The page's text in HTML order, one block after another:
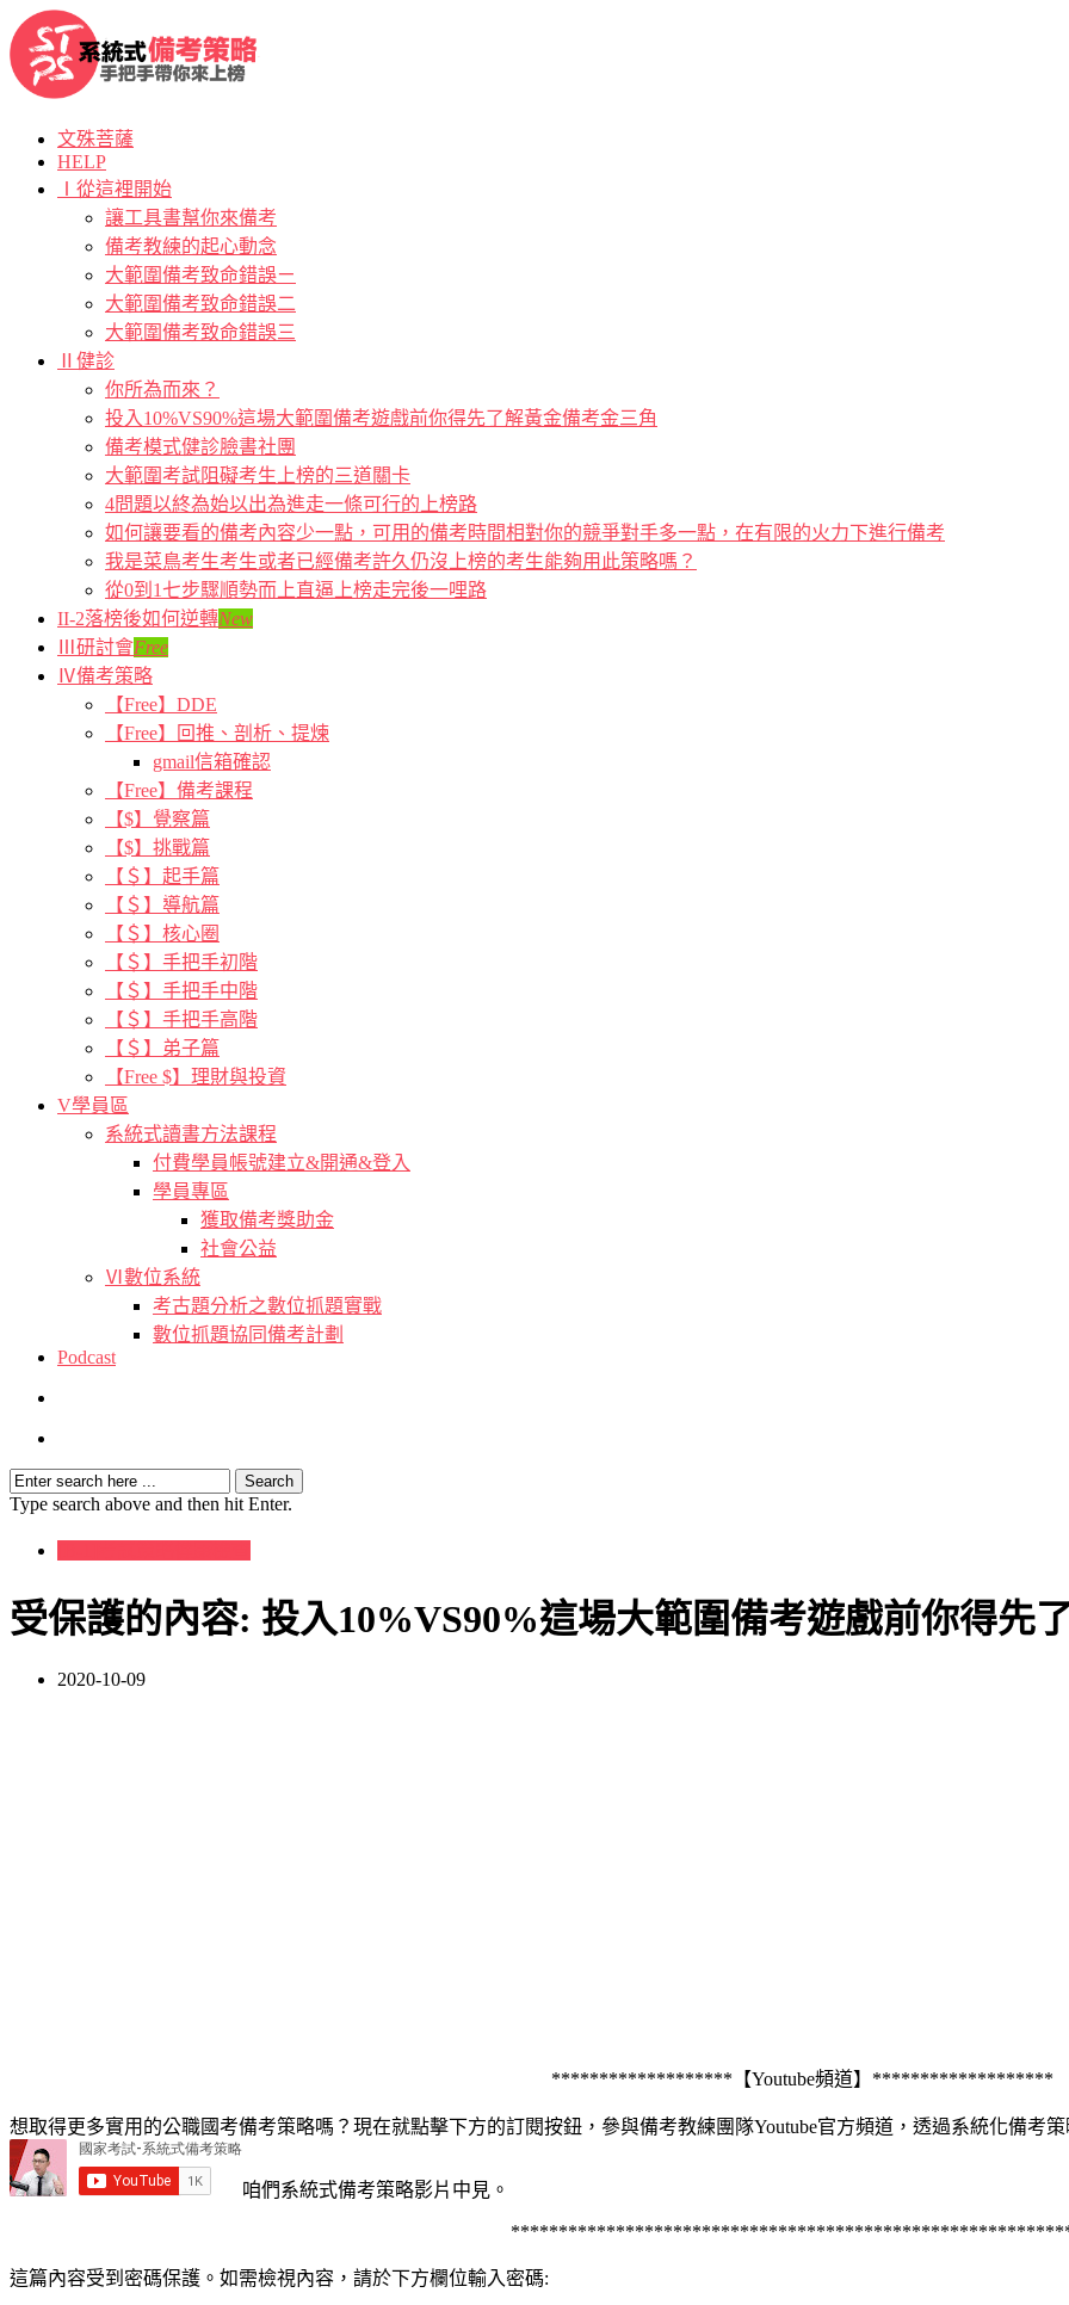
文殊菩薩
HELP
Ⅰ從這裡開始
讓工具書幫你來備考
備考教練的起心動念
大範圍備考致命錯誤ㄧ
大範圍備考致命錯誤二
大範圍備考致命錯誤三
Ⅱ健診
你所為而來？
投入10%VS90%這場大範圍備考遊戲前你得先了解黃金備考金三角
備考模式健診臉書社團
大範圍考試阻礙考生上榜的三道關卡
4問題以終為始以出為進走一條可行的上榜路
如何讓要看的備考內容少一點，可用的備考時間相對你的競爭對手多一點，在有限的火力下進行備考
我是菜鳥考生考生或者已經備考許久仍沒上榜的考生能夠用此策略嗎？
從0到1七步驟順勢而上直逼上榜走完後一哩路
II-2落榜後如何逆轉New
Ⅲ研討會Free
Ⅳ備考策略
【Free】DDE
【Free】回推、剖析、提煉
gmail信箱確認
【Free】備考課程
【$】覺察篇
【$】挑戰篇
【＄】起手篇
【＄】導航篇
【＄】核心圈
【＄】手把手初階
【＄】手把手中階
【＄】手把手高階
【＄】弟子篇
【Free $】理財與投資
V學員區
系統式讀書方法課程
付費學員帳號建立&開通&登入
學員專區
獲取備考獎助金
社會公益
Ⅵ數位系統
考古題分析之數位抓題實戰
數位抓題協同備考計劃
Podcast
Type search above and then hit Enter.
受保護的內容: 投入10%VS90%這場大範圍備考遊戲前你得先
2020-10-09
*******************【Youtube頻道】*******************
想取得更多實用的公職國考備考策略嗎？現在就點擊下方的訂閱按鈕，參與備考教練團隊Youtube官方頻道，透過系統化備考
咱們系統式備考策略影片中見。
這篇內容受到密碼保護。如需檢視內容，請於下方欄位輸入密碼: